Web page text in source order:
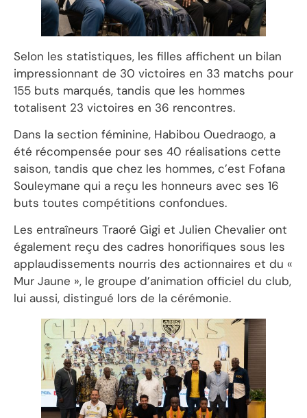
Selon les statistiques, les filles affichent un bilan
impressionnant de 30 victoires en 33 matchs pour
155 buts marqués, tandis que les hommes
totalisent 23 victoires en 36 rencontres.
Dans la section féminine, Habibou Ouedraogo, a
été récompensée pour ses 40 réalisations cette
saison, tandis que chez les hommes, c’est Fofana
Souleymane qui a reçu les honneurs avec ses 16
buts toutes compétitions confondues.
Les entraîneurs Traoré Gigi et Julien Chevalier ont
également reçu des cadres honorifiques sous les
applaudissements nourris des actionnaires et du «
Mur Jaune », le groupe d’animation officiel du club,
lui aussi, distingué lors de la cérémonie.